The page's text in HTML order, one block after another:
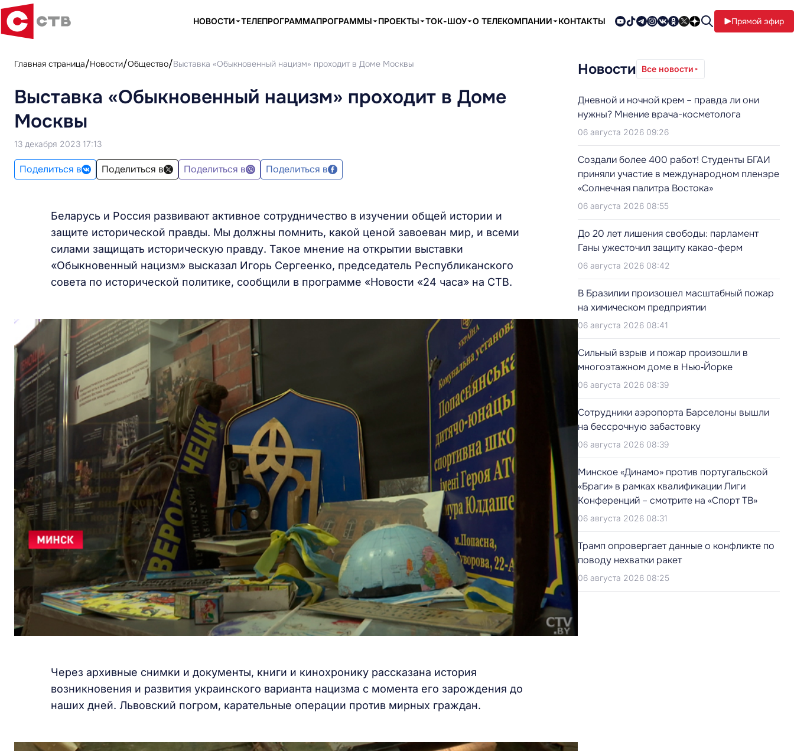
НОВОСТИ ТЕЛЕПРОГРАММАПРОГРАММЫ ПРОЕКТЫ ТОК-ШОУ О ТЕЛЕКОМПАНИИ КОНТАКТЫ Прямой эфир
Главная страница Новости Общество Выставка «Обыкновенный нацизм» проходит в Доме Москвы
Выставка «Обыкновенный нацизм» проходит в Доме
Москвы
13 декабря 2023 17:13
Поделиться в Поделиться в Поделиться в Поделиться в
Беларусь и Россия развивают активное сотрудничество в изучении общей истории и
защите исторической правды. Мы должны помнить, какой ценой завоеван мир, и всеми
силами защищать историческую правду. Такое мнение на открытии выставки
«Обыкновенный нацизм» высказал Игорь Сергеенко, председатель Республиканского
совета по исторической политике, сообщили в программе «Новости «24 часа» на СТВ.
Через архивные снимки и документы, книги и кинохронику рассказана история
возникновения и развития украинского варианта нацизма с момента его зарождения до
наших дней. Львовский погром, карательные операции против мирных граждан.
Новости Все новости
Дневной и ночной крем – правда ли они
нужны? Мнение врача-косметолога
06 августа 2026 09:26
Создали более 400 работ! Студенты БГАИ
приняли участие в международном пленэре
«Солнечная палитра Востока»
06 августа 2026 08:55
До 20 лет лишения свободы: парламент
Ганы ужесточил защиту какао-ферм
06 августа 2026 08:42
В Бразилии произошел масштабный пожар
на химическом предприятии
06 августа 2026 08:41
Сильный взрыв и пожар произошли в
многоэтажном доме в Нью‑Йорке
06 августа 2026 08:39
Сотрудники аэропорта Барселоны вышли
на бессрочную забастовку
06 августа 2026 08:39
Минское «Динамо» против португальской
«Браги» в рамках квалификации Лиги
Конференций – смотрите на «Спорт ТВ»
06 августа 2026 08:31
Трамп опровергает данные о конфликте по
поводу нехватки ракет
06 августа 2026 08:25